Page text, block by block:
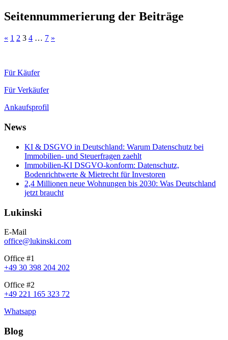
Seitennummerierung der Beiträge
« 1 2 3 4 … 7 »
Für Käufer
Für Verkäufer
Ankaufsprofil
News
KI & DSGVO in Deutschland: Warum Datenschutz bei
Immobilien- und Steuerfragen zaehlt
Immobilien-KI DSGVO-konform: Datenschutz,
Bodenrichtwerte & Mietrecht für Investoren
2,4 Millionen neue Wohnungen bis 2030: Was Deutschland
jetzt braucht
Lukinski
E-Mail
office@lukinski.com
Office #1
+49 30 398 204 202
Office #2
+49 221 165 323 72
Whatsapp
Blog